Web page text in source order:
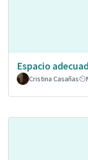
Espacio
Cristina Casañas